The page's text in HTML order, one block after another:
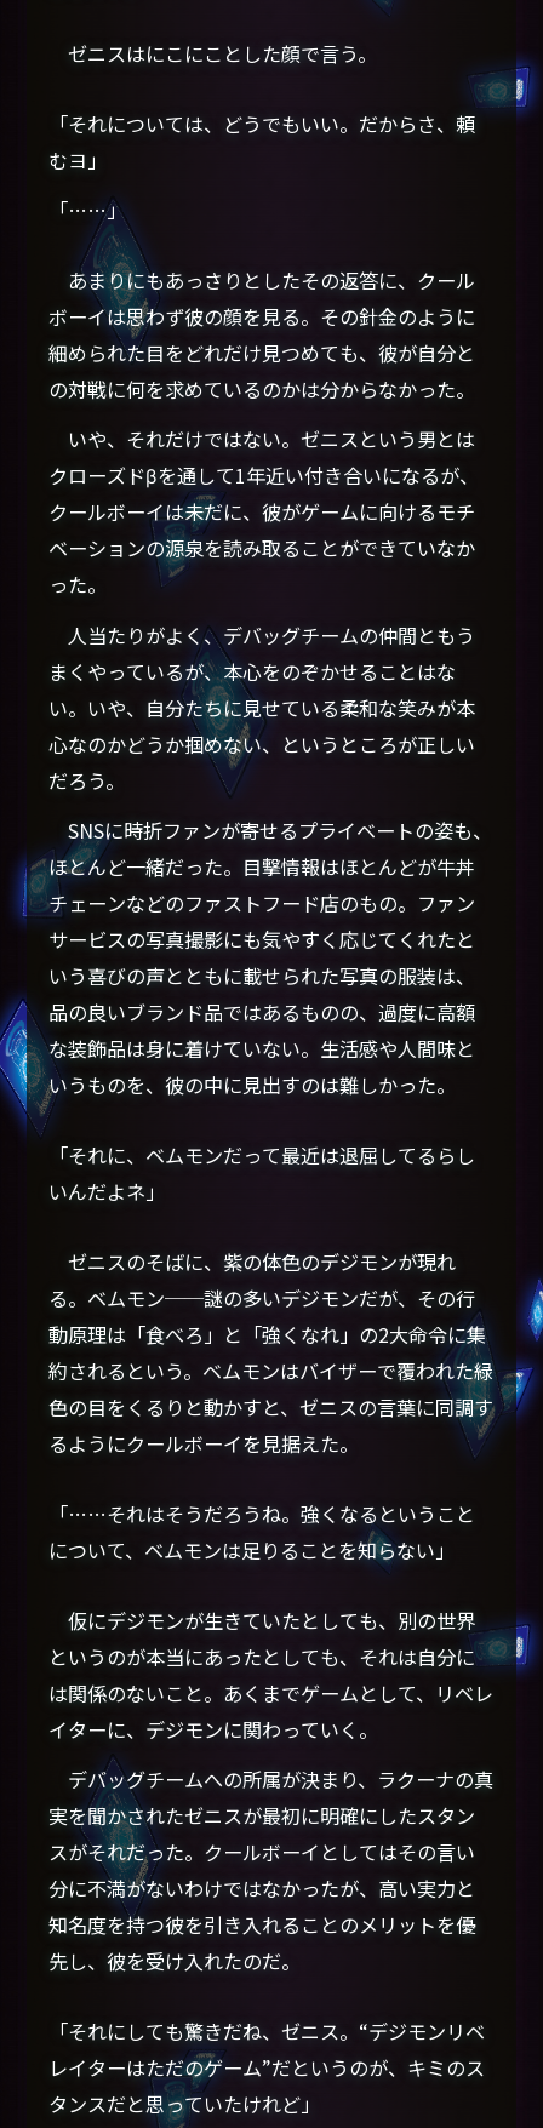
ゼニスはにこにことした顔で言う。
「それについては、どうでもいい。だからさ、頼
むヨ」
「……」
あまりにもあっさりとしたその返答に、クール
ボーイは思わず彼の顔を見る。その針金のように
細められた目をどれだけ見つめても、彼が自分と
の対戦に何を求めているのかは分からなかった。
いや、それだけではない。ゼニスという男とは
クローズドβを通して1年近い付き合いになるが、
クールボーイは未だに、彼がゲームに向けるモチ
ベーションの源泉を読み取ることができていなか
った。
人当たりがよく、デバッグチームの仲間ともう
まくやっているが、本心をのぞかせることはな
い。いや、自分たちに見せている柔和な笑みが本
心なのかどうか掴めない、というところが正しい
だろう。
SNSに時折ファンが寄せるプライベートの姿も、
ほとんど一緒だった。目撃情報はほとんどが牛丼
チェーンなどのファストフード店のもの。ファン
サービスの写真撮影にも気やすく応じてくれたと
いう喜びの声とともに載せられた写真の服装は、
品の良いブランド品ではあるものの、過度に高額
な装飾品は身に着けていない。生活感や人間味と
いうものを、彼の中に見出すのは難しかった。
「それに、ベムモンだって最近は退屈してるらし
いんだよネ」
ゼニスのそばに、紫の体色のデジモンが現れ
る。ベムモン──謎の多いデジモンだが、その行
動原理は「食べろ」と「強くなれ」の2大命令に集
約されるという。ベムモンはバイザーで覆われた緑
色の目をくるりと動かすと、ゼニスの言葉に同調す
るようにクールボーイを見据えた。
「……それはそうだろうね。強くなるということ
について、ベムモンは足りることを知らない」
仮にデジモンが生きていたとしても、別の世界
というのが本当にあったとしても、それは自分に
は関係のないこと。あくまでゲームとして、リベレ
イターに、デジモンに関わっていく。
デバッグチームへの所属が決まり、ラクーナの真
実を聞かされたゼニスが最初に明確にしたスタン
スがそれだった。クールボーイとしてはその言い
分に不満がないわけではなかったが、高い実力と
知名度を持つ彼を引き入れることのメリットを優
先し、彼を受け入れたのだ。
「それにしても驚きだね、ゼニス。“デジモンリベ
レイターはただのゲーム”だというのが、キミのス
タンスだと思っていたけれど」